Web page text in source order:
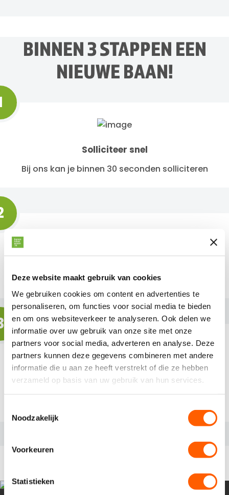
Deze website maakt gebruik van cookies
We gebruiken cookies om content en advertenties te
personaliseren, om functies voor social media te bieden
en om ons websiteverkeer te analyseren. Ook delen we
informatie over uw gebruik van onze site met onze
partners voor social media, adverteren en analyse. Deze
partners kunnen deze gegevens combineren met andere
informatie die u aan ze heeft verstrekt of die ze hebben
verzameld op basis van uw gebruik van hun services.
m
Noodzakelijk
Voorkeuren
Statistieken
BINNEN 3 STAPPEN EEN
NIEUWE BAAN!
Solliciteer snel
Bij ons kan je binnen 30 seconden solliciteren
Binnen 24 uur antwoord
Wij beantwoorden jouw sollicitatie binnen 1 dag
Kom op gesprek
RELEVANTE VACATURES